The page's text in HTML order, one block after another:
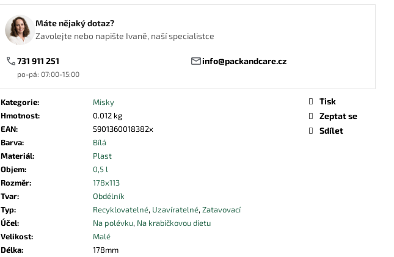
Máte nějaký dotaz?
Zavolejte nebo napište Ivaně, naší specialistce
731 911 251
po-pá: 07:00-15:00
info@packandcare.cz
Kategorie:
Misky
Hmotnost:
0.012 kg
EAN:
5901360018382x
Barva:
Bílá
Materiál:
Plast
Objem:
0,5 l
Rozměr:
178x113
Tvar:
Obdélník
Typ: Recyklovatelné, Uzavíratelné, Zatavovací
Účel: Na polévku, Na krabičkovou dietu
Velikost:
Malé
Délka:
178mm
Tisk
Zeptat se
Sdílet